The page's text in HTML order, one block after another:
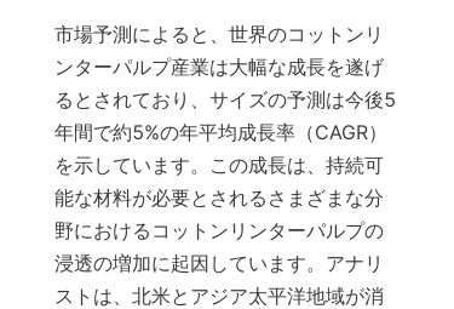
市場予測によると、世界のコットンリ
ンターパルプ産業は大幅な成長を遂げ
るとされており、サイズの予測は今後5
年間で約5%の年平均成長率（CAGR）
を示しています。この成長は、持続可
能な材料が必要とされるさまざまな分
野におけるコットンリンターパルプの
浸透の増加に起因しています。アナリ
ストは、北米とアジア太平洋地域が消